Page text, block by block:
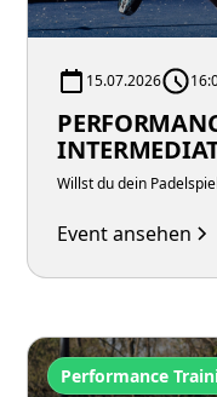
15.07.2026
Willst du dein
Event ansehen
Performance